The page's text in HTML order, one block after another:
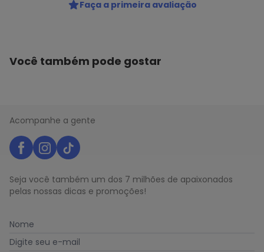
Histórico de preços
agosto/2026
julho/2026
fevereiro/2026
Faça a primeira avaliação
Você também pode gostar
Acompanhe a gente
Seja você também um dos 7 milhões de apaixonados
pelas nossas dicas e promoções!
Nome
Digite seu e-mail